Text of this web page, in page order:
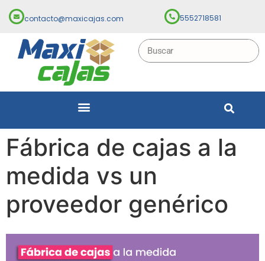
contacto@maxicajas.com 5552718581
Fábrica de cajas a la
medida vs un
proveedor genérico